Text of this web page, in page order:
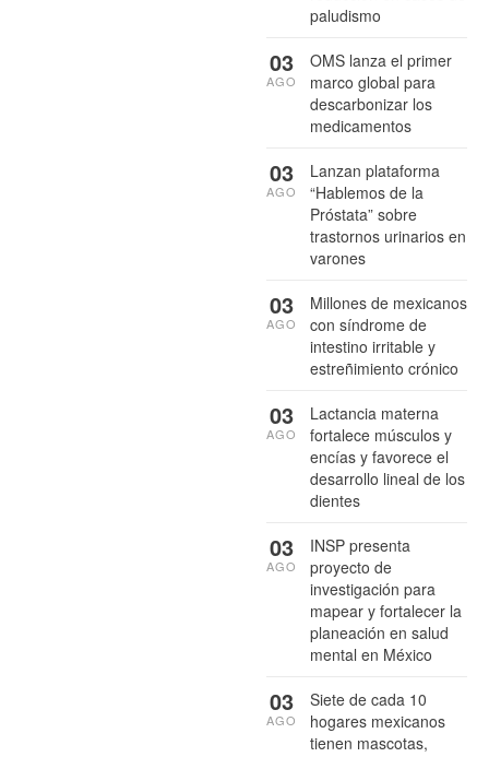
paludismo
OMS lanza el primer
marco global para
descarbonizar los
medicamentos
03
AGO
Lanzan plataforma
“Hablemos de la
Próstata” sobre
trastornos urinarios en
varones
03
AGO
Millones de mexicanos
con síndrome de
intestino irritable y
estreñimiento crónico
03
AGO
Lactancia materna
fortalece músculos y
encías y favorece el
desarrollo lineal de los
dientes
03
AGO
INSP presenta
proyecto de
investigación para
mapear y fortalecer la
planeación en salud
mental en México
03
AGO
Siete de cada 10
hogares mexicanos
tienen mascotas,
03
AGO